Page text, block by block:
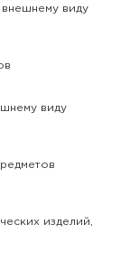
виду
виду
изделий,